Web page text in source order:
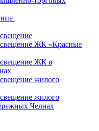
ЖК «Красные
ЖК в
жилого
жилого
Челнах